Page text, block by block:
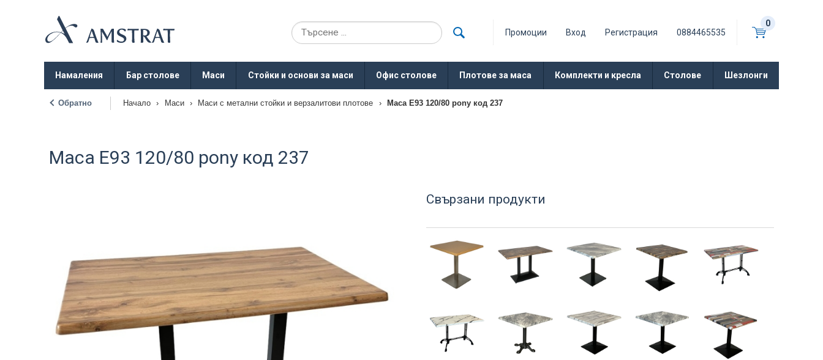
0
Промоции
Вход Регистрация 0884465535
Намаления Бар столове Маси Стойки и основи за маси Офис столове Плотове за маса Комплекти и кресла Столове Шезлонги
Обратно Начало › Маси › Маси с метални стойки и верзалитови плотове › Маса Е93 120/80 pony код 237
Маса Е93 120/80 pony код 237
Свързани продукти